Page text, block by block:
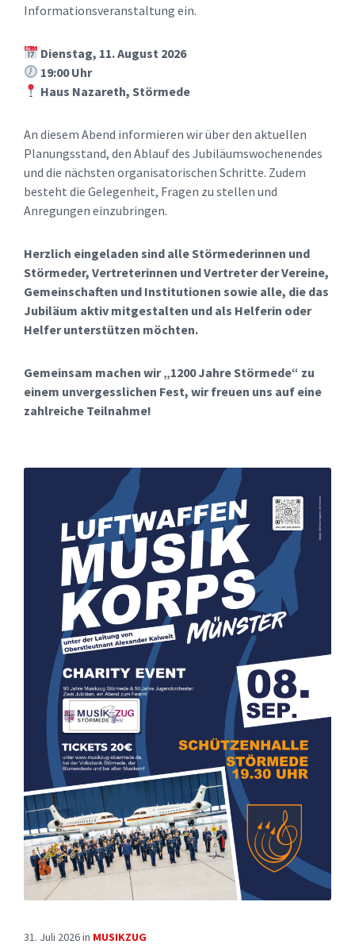
Informationsveranstaltung ein.
Dienstag, 11. August 2026
19:00 Uhr
Haus Nazareth, Störmede
An diesem Abend informieren wir über den aktuellen
Planungsstand, den Ablauf des Jubiläumswochenendes
und die nächsten organisatorischen Schritte. Zudem
besteht die Gelegenheit, Fragen zu stellen und
Anregungen einzubringen.
Herzlich eingeladen sind alle Störmederinnen und
Störmeder, Vertreterinnen und Vertreter der Vereine,
Gemeinschaften und Institutionen sowie alle, die das
Jubiläum aktiv mitgestalten und als Helferin oder
Helfer unterstützen möchten.
Gemeinsam machen wir „1200 Jahre Störmede“ zu
einem unvergesslichen Fest, wir freuen uns auf eine
zahlreiche Teilnahme!
31. Juli 2026in MUSIKZUG